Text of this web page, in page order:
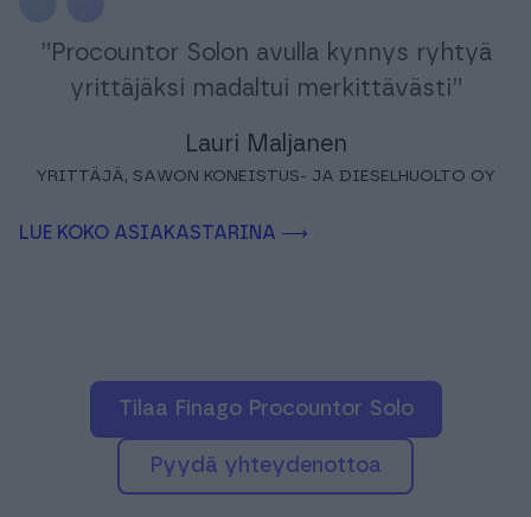
”Procountor Solon avulla kynnys ryhtyä
yrittäjäksi madaltui merkittävästi”
Lauri Maljanen
YRITTÄJÄ, SAWON KONEISTUS- JA DIESELHUOLTO OY
LUE KOKO ASIAKASTARINA ⟶
Tilaa Finago Procountor Solo
pyydä yhteydenottoa